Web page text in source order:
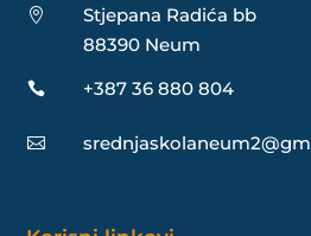

Stjepana Radića bb
88390 Neum
 +387 36 880 804
